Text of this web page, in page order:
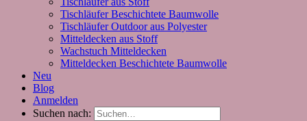
Tischläufer Beschichtete Baumwolle
Tischläufer Outdoor aus Polyester
Mitteldecken aus Stoff
Wachstuch Mitteldecken
Mitteldecken Beschichtete Baumwolle
Neu
Blog
Anmelden
Suchen nach: